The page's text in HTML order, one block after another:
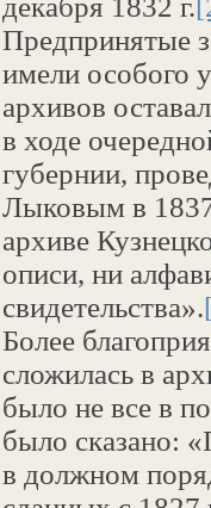
декабря 1832 г.
Предпринятые
имели особого
архивов
в ходе
губернии,
Лыковым в 1837
архиве
описи, ни
свидетельства».
Более
сложилась в
было не все в
было сказано:
в должном